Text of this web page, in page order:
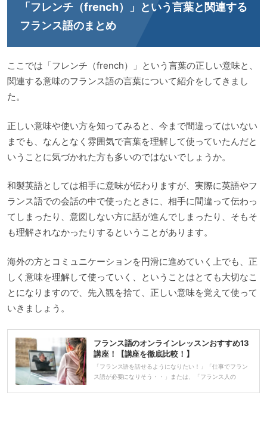
「フレンチ（french）」という言葉と関連する
フランス語のまとめ
ここでは「フレンチ（french）」という言葉の正しい意味と、
関連する意味のフランス語の言葉について紹介をしてきまし
た。
正しい意味や使い方を知ってみると、今まで間違ってはいない
までも、なんとなく雰囲気で言葉を理解して使っていたんだと
いうことに気づかれた方も多いのではないでしょうか。
和製英語としては相手に意味が伝わりますが、実際に英語やフ
ランス語での会話の中で使ったときに、相手に間違って伝わっ
てしまったり、意図しない方に話が進んでしまったり、そもそ
も理解されなかったりするということがあります。
海外の方とコミュニケーションを円滑に進めていく上でも、正
しく意味を理解して使っていく、ということはとても大切なこ
とになりますので、先入観を捨て、正しい意味を覚えて使って
いきましょう。
フランス語のオンラインレッスンおすすめ13
講座！【講座を徹底比較！】
「フランス語を話せるようになりたい！」「仕事でフラン
ス語が必要になりそう・・」または、「フランス人の